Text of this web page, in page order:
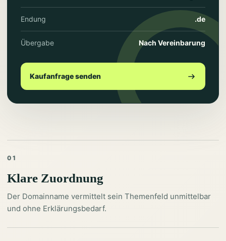
Endung .de
Übergabe Nach Vereinbarung
Kaufanfrage senden
01
Klare Zuordnung
Der Domainname vermittelt sein Themenfeld unmittelbar
und ohne Erklärungsbedarf.